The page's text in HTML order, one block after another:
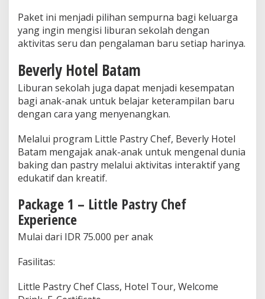
Paket ini menjadi pilihan sempurna bagi keluarga
yang ingin mengisi liburan sekolah dengan
aktivitas seru dan pengalaman baru setiap harinya.
Beverly Hotel Batam
Liburan sekolah juga dapat menjadi kesempatan
bagi anak-anak untuk belajar keterampilan baru
dengan cara yang menyenangkan.
Melalui program Little Pastry Chef, Beverly Hotel
Batam mengajak anak-anak untuk mengenal dunia
baking dan pastry melalui aktivitas interaktif yang
edukatif dan kreatif.
Package 1 – Little Pastry Chef
Experience
Mulai dari IDR 75.000 per anak
Fasilitas:
Little Pastry Chef Class, Hotel Tour, Welcome